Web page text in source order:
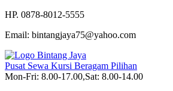
HP. 0878-8012-5555
Email: bintangjaya75@yahoo.com
Pusat Sewa Kursi Beragam Pilihan
Mon-Fri: 8.00-17.00,Sat: 8.00-14.00